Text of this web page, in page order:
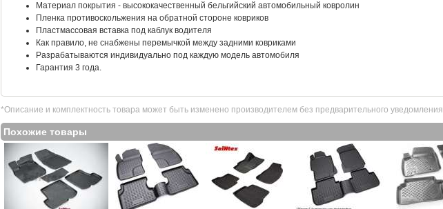
Материал покрытия - высококачественный бельгийский автомобильный ковролин
Пленка противоскольжения на обратной стороне ковриков
Пластмассовая вставка под каблук водителя
Как правило, не снабжены перемычкой между задними ковриками
Разрабатываются индивидуально под каждую модель автомобиля
Гарантия 3 года.
*Описание и комплектность товара может быть изменено производителем без предварительного уведомления
Похожие товары